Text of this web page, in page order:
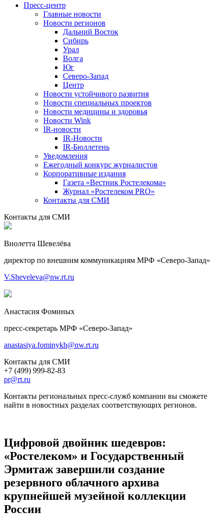
Пресс-центр
Главные новости
Новости регионов
Дальний Восток
Сибирь
Урал
Волга
Юг
Северо-Запад
Центр
Новости устойчивого развития
Новости специальных проектов
Новости медицины и здоровья
Новости Wink
IR-новости
IR-Новости
IR-Бюллетень
Уведомления
Ежегодный конкурс журналистов
Корпоративные издания
Газета «Вестник Ростелекома»
Журнал «Ростелеком PRO»
Контакты для СМИ
Контакты для СМИ
Виолетта Шевелёва
директор по внешним коммуникациям МРФ «Северо-Запад»
V.Sheveleva@nw.rt.ru
Анастасия Фоминых
пресс-секретарь МРФ «Северо-Запад»
anastasiya.fominykh@nw.rt.ru
Контакты для СМИ
+7 (499) 999-82-83
pr@rt.ru
Контакты региональных пресс-служб компании вы сможете
найти в новостных разделах соответствующих регионов.
Цифровой двойник шедевров:
«Ростелеком» и Государственный
Эрмитаж завершили создание
резервного облачного архива
крупнейшей музейной коллекции
России